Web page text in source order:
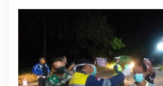
m
w
a